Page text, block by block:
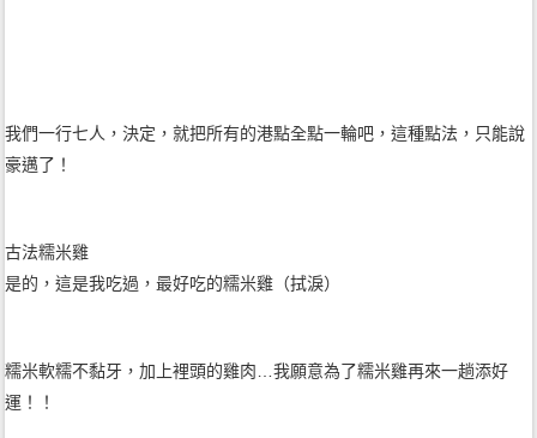
我們一行七人，決定，就把所有的港點全點一輪吧，這種點法，只能說
豪邁了！
古法糯米雞
是的，這是我吃過，最好吃的糯米雞（拭淚）
糯米軟糯不黏牙，加上裡頭的雞肉…我願意為了糯米雞再來一趟添好
運！！